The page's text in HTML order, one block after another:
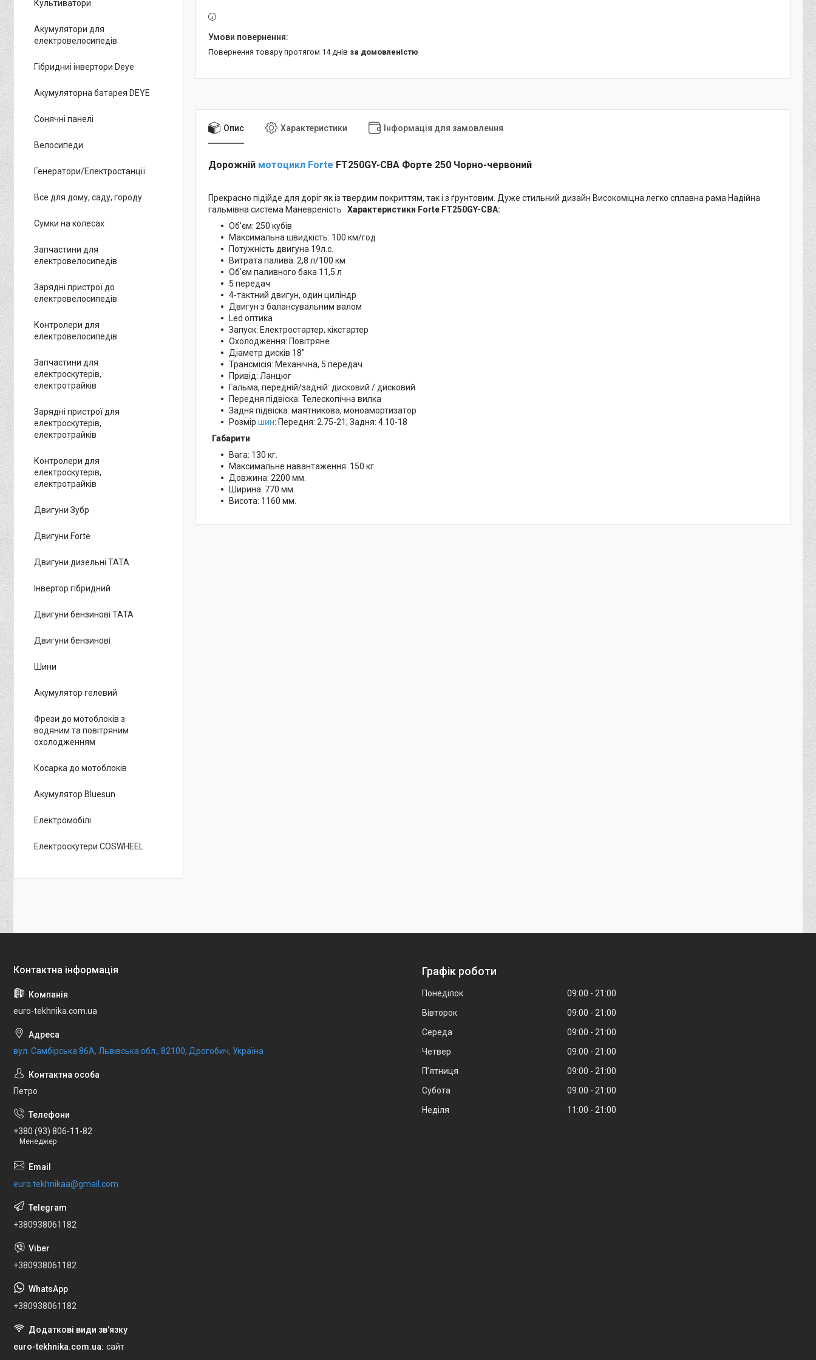
повернення товару протягом 14 днів за домовленістю
Опис Характеристики Інформація для замовлення
Дорожній мотоцикл Forte FT250GY-CBA Форте 250 Чорно-червоний
Прекрасно підійде для доріг як із твердим покриттям, так і з ґрунтовим. Дуже стильний дизайн Високоміцна легко сплавна рама Надійна
гальмівна система Маневреність Характеристики Forte FT250GY-CBA:
Об'єм: 250 кубів
Максимальна швидкість: 100 км/год
Потужність двигуна 19л.с.
Витрата палива: 2,8 л/100 км
Об'єм паливного бака 11,5 л
5 передач
4-тактний двигун, один циліндр
Двигун з балансувальним валом
Led оптика
Запуск: Електростартер, кікстартер
Охолодження: Повітряне
Діаметр дисків 18"
Трансмісія: Механічна, 5 передач
Привід: Ланцюг
Гальма, передній/задній: дисковий / дисковий
Передня підвіска: Телескопічна вилка
Задня підвіска: маятникова, моноамортизатор
Розмір шин: Передня: 2.75-21; Задня: 4.10-18
Габарити
Вага: 130 кг.
Максимальне навантаження: 150 кг.
Довжина: 2200 мм.
Ширина: 770 мм.
Висота: 1160 мм.
Культиватори
Акумулятори для
електровелосипедів
Гібридниі інвертори Deye
Акумуляторна батарея DEYE
Сонячні панелі
Велосипеди
Генератори/Електростанції
Все для дому, саду, городу
Сумки на колесах
Запчастини для
електровелосипедів
Зарядні пристрої до
електровелосипедів
Контролери для
електровелосипедів
Запчастини для
електроскутерів,
електротрайків
Зарядні пристрої для
електроскутерів,
електротрайків
Контролери для
електроскутерів,
електротрайків
Двигуни Зубр
Двигуни Forte
Двигуни дизельні ТАТА
Інвертор гібридний
Двигуни бензинові ТАТА
Двигуни бензинові
Шини
Акумулятор гелевий
Фрези до мотоблоків з
водяним та повітряним
охолодженням
Косарка до мотоблоків
Акумулятор Bluesun
Електромобілі
Електроскутери COSWHEEL
euro-tekhnika.com.ua
вул. Самбірська 86А, Львівська обл., 82100, Дрогобич, Україна
Петро
+380 (93) 806-11-82
Менеджер
euro.tekhnikaa@gmail.com
+380938061182
+380938061182
+380938061182
euro-tekhnika.com.ua сайт
Графік роботи
Понеділок 09:00
21:00
Вівторок
09:00
21:00
Середа
09:00
21:00
Четвер
09:00
21:00
Пʼятниця
09:00
21:00
Субота
09:00
21:00
Неділя
11:00 21:00